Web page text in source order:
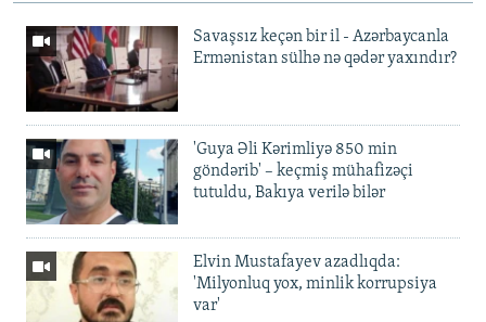
Savaşsız keçən bir il - Azərbaycanla
Ermənistan sülhə nə qədər yaxındır?
'Guya Əli Kərimliyə 850 min
göndərib' – keçmiş mühafizəçi
tutuldu, Bakıya verilə bilər
Elvin Mustafayev azadlıqda:
'Milyonluq yox, minlik korrupsiya
var'